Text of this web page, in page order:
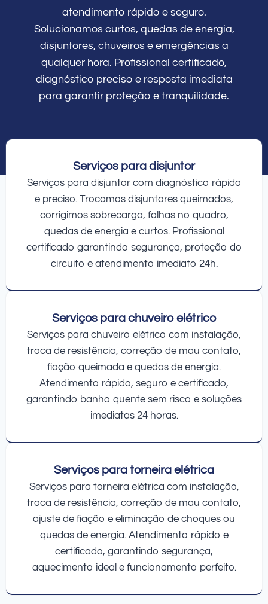
atendimento rápido e seguro.
Solucionamos curtos, quedas de energia,
disjuntores, chuveiros e emergências a
qualquer hora. Profissional certificado,
diagnóstico preciso e resposta imediata
para garantir proteção e tranquilidade.
Serviços para disjuntor
Serviços para disjuntor com diagnóstico rápido
e preciso. Trocamos disjuntores queimados,
corrigimos sobrecarga, falhas no quadro,
quedas de energia e curtos. Profissional
certificado garantindo segurança, proteção do
circuito e atendimento imediato 24h.
Serviços para chuveiro elétrico
Serviços para chuveiro elétrico com instalação,
troca de resistência, correção de mau contato,
fiação queimada e quedas de energia.
Atendimento rápido, seguro e certificado,
garantindo banho quente sem risco e soluções
imediatas 24 horas.
Serviços para torneira elétrica
Serviços para torneira elétrica com instalação,
troca de resistência, correção de mau contato,
ajuste de fiação e eliminação de choques ou
quedas de energia. Atendimento rápido e
certificado, garantindo segurança,
aquecimento ideal e funcionamento perfeito.